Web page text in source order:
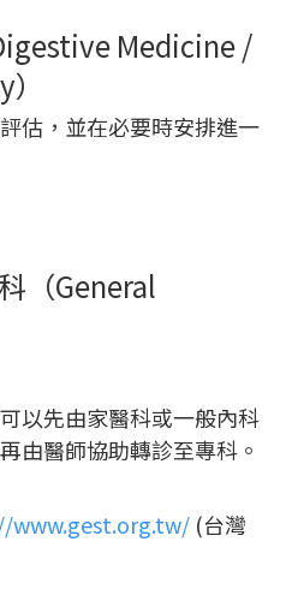
Medicine /
估，並在必要時安排進一
（General
以先由家醫科或一般內科
由醫師協助轉診至專科。
www.gest.org.tw/ (台灣